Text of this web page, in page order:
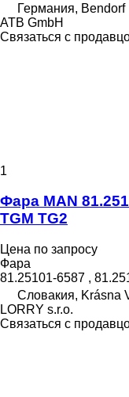
Германия, Bendorf
ATB GmbH
Связаться с
1
Фара MAN
TGM TG2
Цена по запросу
Фара
81.25101-6587 ,
Словакия, Krásna
LORRY s.r.o.
Связаться с